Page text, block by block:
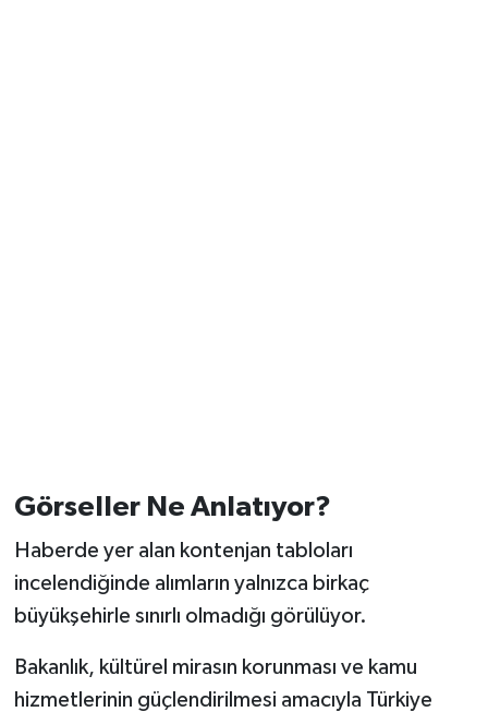
Görseller Ne Anlatıyor?
Haberde yer alan kontenjan tabloları
incelendiğinde alımların yalnızca birkaç
büyükşehirle sınırlı olmadığı görülüyor.
Bakanlık, kültürel mirasın korunması ve kamu
hizmetlerinin güçlendirilmesi amacıyla Türkiye